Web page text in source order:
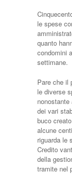
le spese
quanto
condomini
settimane.
Pare che il
le diverse
dei vari
buco
alcune
riguarda le
Credito
della
tramite nel